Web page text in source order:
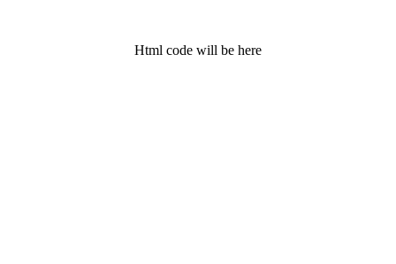
Html code will be here